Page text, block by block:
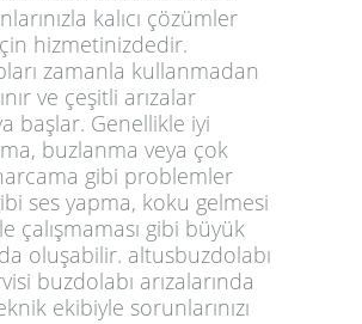
kalıcı çözümler
hizmetinizdedir.
zamanla kullanmadan
ve çeşitli arızalar
başlar. Genellikle iyi
buzlanma veya çok
gibi problemler
ses yapma, koku gelmesi
çalışmaması gibi büyük
oluşabilir. altusbuzdolabı
buzdolabı arızalarında
ekibiyle sorunlarınızı